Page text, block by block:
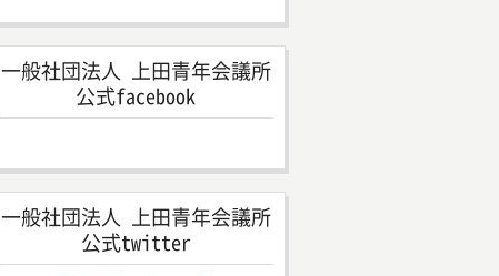
一般社団法人 上田青年会議所
公式facebook
一般社団法人 上田青年会議所
公式twitter